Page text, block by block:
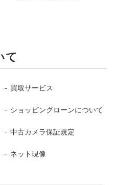
て
買取サービス
ショッピングローンについて
中古カメラ保証規定
ネット現像